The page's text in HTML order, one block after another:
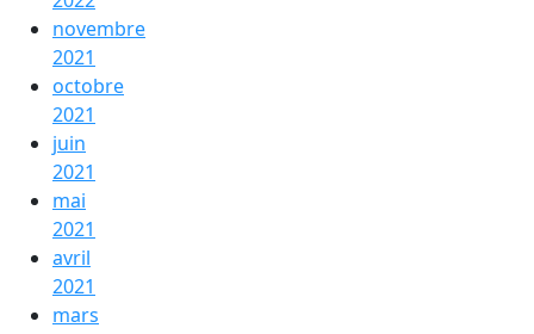
novembre
2021
octobre
2021
juin
2021
mai
2021
avril
2021
mars